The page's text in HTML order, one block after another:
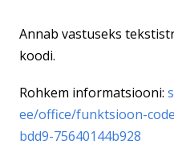
Annab vastuseks
koodi.
Rohkem informatsiooni:
ee/office/funktsioon-
bdd9-75640144b928